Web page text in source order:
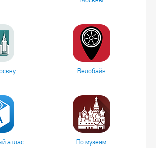
Велобайк
атлас По музеям